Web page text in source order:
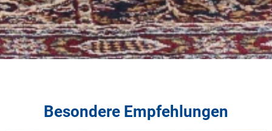
Besondere Empfehlungen